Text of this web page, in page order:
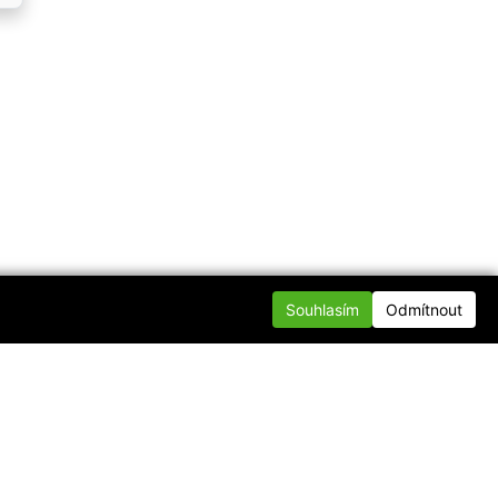
Souhlasím Odmítnout